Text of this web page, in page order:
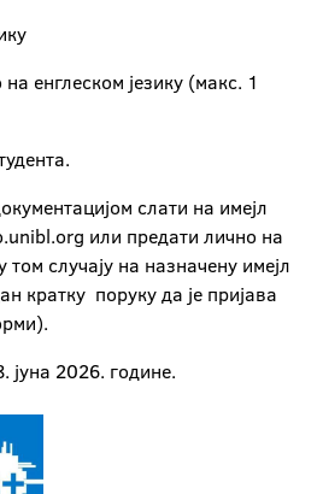
енглеском језику (макс. 1
слати на имејл
или предати лично на
случају на назначену имејл
кратку поруку да је пријава
јуна 2026. године.